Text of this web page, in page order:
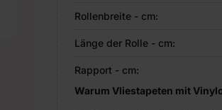
Rollenbreite - cm:
Länge der Rolle - cm:
Rapport - cm:
Warum Vliestapeten mit